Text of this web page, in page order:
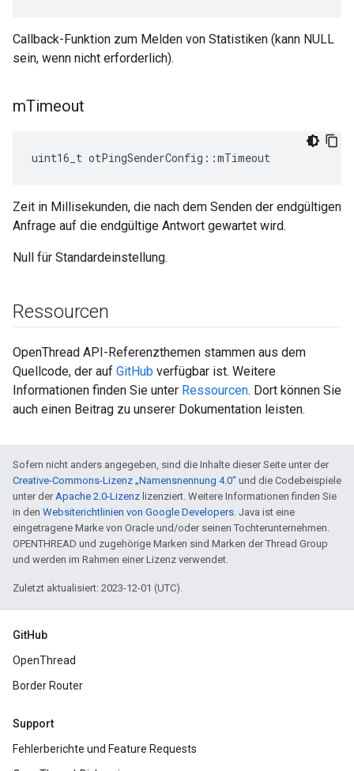
Callback-Funktion zum Melden von Statistiken (kann NULL
sein, wenn nicht erforderlich).
mTimeout
uint16_t otPingSenderConfig ::mTimeout
Zeit in Millisekunden, die nach dem Senden der endgültigen
Anfrage auf die endgültige Antwort gewartet wird.
Null für Standardeinstellung.
Ressourcen
OpenThread API-Referenzthemen stammen aus dem
Quellcode, der auf GitHub verfügbar ist. Weitere
Informationen finden Sie unter Ressourcen. Dort können Sie
auch einen Beitrag zu unserer Dokumentation leisten.
Sofern nicht anders angegeben, sind die Inhalte dieser Seite unter der
Creative-Commons-Lizenz „Namensnennung 4.0“ und die Codebeispiele
unter derApache 2.0-Lizenz lizenziert. Weitere Informationen finden Sie
in den Websiterichtlinien von Google Developers. Java ist eine
eingetragene Marke von Oracle und/oder seinen Tochterunternehmen.
OPENTHREAD und zugehörige Marken sind Marken der Thread Group
und werden im Rahmen einer Lizenz verwendet.
Zuletzt aktualisiert: 2023-12-01 (UTC).
GitHub
OpenThread
Border Router
Support
Fehlerberichte und Feature Requests